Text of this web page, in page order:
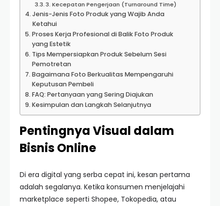
3. Kecepatan Pengerjaan (Turnaround Time)
Jenis-Jenis Foto Produk yang Wajib Anda
Ketahui
Proses Kerja Profesional di Balik Foto Produk
yang Estetik
Tips Mempersiapkan Produk Sebelum Sesi
Pemotretan
Bagaimana Foto Berkualitas Mempengaruhi
Keputusan Pembeli
FAQ: Pertanyaan yang Sering Diajukan
Kesimpulan dan Langkah Selanjutnya
Pentingnya Visual dalam
Bisnis Online
Di era digital yang serba cepat ini, kesan pertama
adalah segalanya. Ketika konsumen menjelajahi
marketplace seperti Shopee, Tokopedia, atau